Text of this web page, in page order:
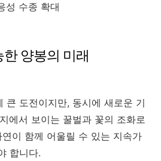
성 수종 확대
양봉의 미래
큰 도전이지만, 동시에 새로운 기
에서 보이는 꿀벌과 꽃의 조화로
이 함께 어울릴 수 있는 지속가
합니다.